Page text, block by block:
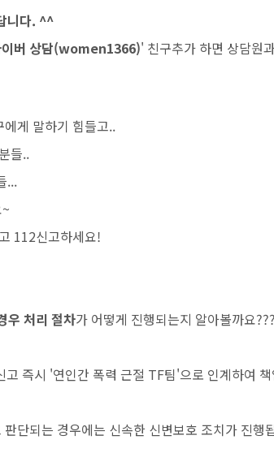
니다. ^^
이버 상담(women1366)' 친구추가 하면 상담원
게 말하기 힘들고..
들..
...
112신고하세요!
우 처리 절차가 어떻게 진행되는지 알아볼까요???
즉시 '연인간 폭력 근절 TF팀'으로 인계하여
단되는 경우에는 신속한 신변보호 조치가 진행